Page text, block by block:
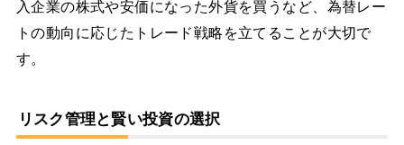
入企業の株式や安価になった外貨を買うなど、為替レー
トの動向に応じたトレード戦略を立てることが大切で
す。
リスク管理と賢い投資の選択